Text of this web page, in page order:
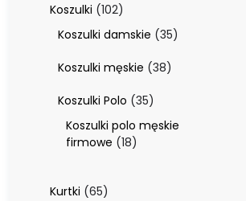
Koszulki 102102
produkty
Koszulki damskie 3535
Koszulki męskie 3838
Koszulki Polo 3535
produktów
Koszulki polo męskie
firmowe 1818
Kurtki 6565